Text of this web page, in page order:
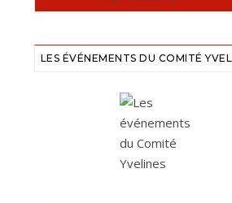
LES ÉVÉNEMENTS DU COMITÉ